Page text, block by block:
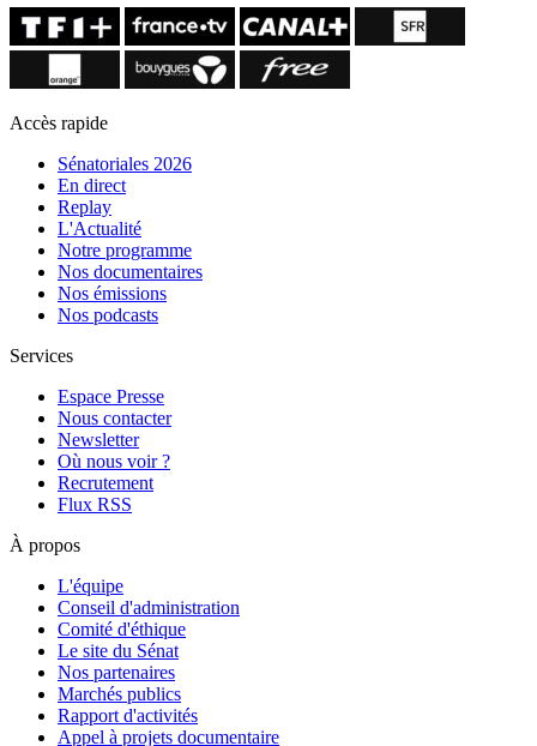
Accès rapide
Sénatoriales 2026
En direct
Replay
L'Actualité
Notre programme
Nos documentaires
Nos émissions
Nos podcasts
Services
Espace Presse
Nous contacter
Newsletter
Où nous voir ?
Recrutement
Flux RSS
À propos
L'équipe
Conseil d'administration
Comité d'éthique
Le site du Sénat
Nos partenaires
Marchés publics
Rapport d'activités
Appel à projets documentaire